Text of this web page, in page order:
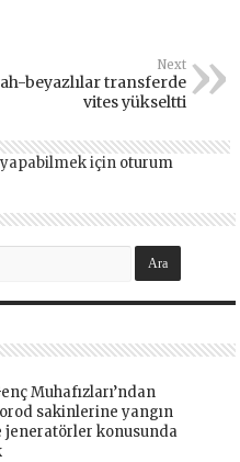
Next
beyazlılar transferde
vites yükseltti
için oturum
Muhafızları’ndan
sakinlerine yangın
jeneratörler konusunda